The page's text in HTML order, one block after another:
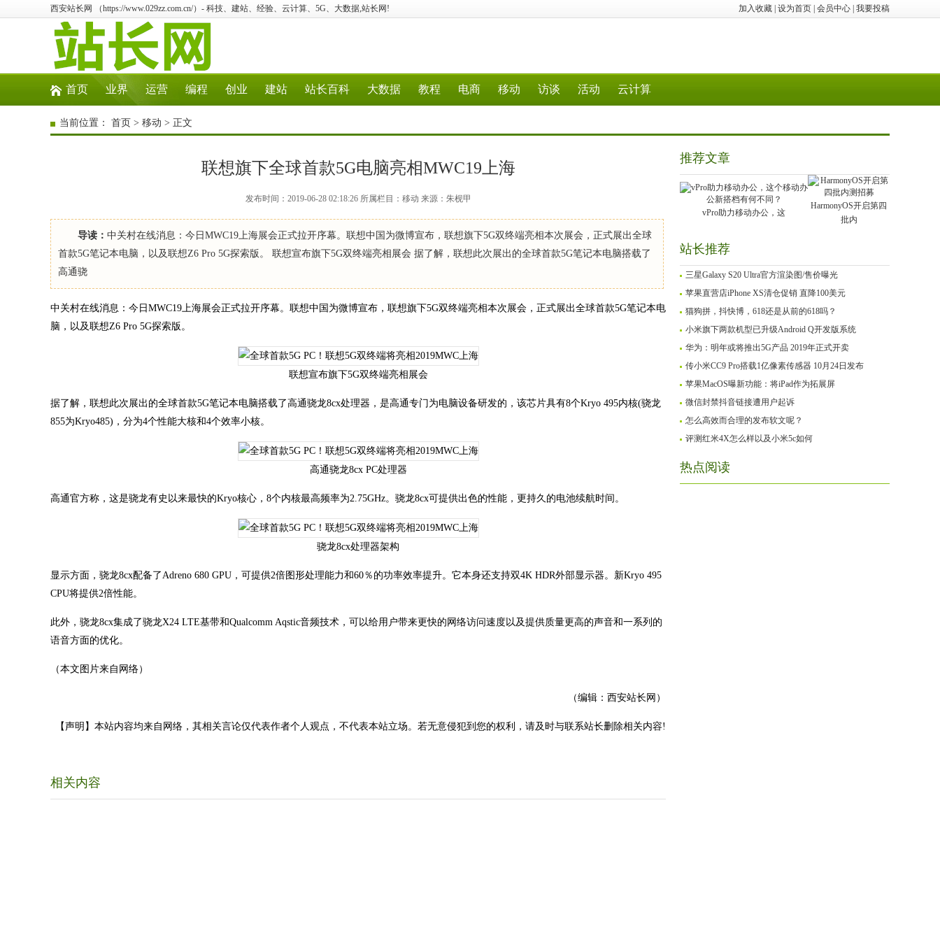
加入收藏 设为首页 会员中心 我要投稿
西安站长网 （https://www.029zz.com.cn/）- 科技、建站、经验、云计算、5G、大数据,站长网!
首页 业界 运营 编程 创业 建站 站长百科 大数据 教程 电商 移动 访谈 活动 云计算
当前位置： 首页 > 移动 > 正文
联想旗下全球首款5G电脑亮相MWC19上海
发布时间：2019-06-28 02:18:26 所属栏目：移动 来源：朱枧甲
导读： 中关村在线消息：今日MWC19上海展会正式拉开序幕。联想中国为微博宣布，联想旗下5G双终端亮相本次展会，正式展出全球
首款5G笔记本电脑，以及联想Z6 Pro 5G探索版。 联想宣布旗下5G双终端亮相展会 据了解，联想此次展出的全球首款5G笔记本电脑搭载了
高通骁
中关村在线消息：今日MWC19上海展会正式拉开序幕。联想中国为微博宣布，联想旗下5G双终端亮相本次展会，正式展出全球首款5G笔记本电
脑，以及联想Z6 Pro 5G探索版。
联想宣布旗下5G双终端亮相展会
据了解，联想此次展出的全球首款5G笔记本电脑搭载了高通骁龙8cx处理器，是高通专门为电脑设备研发的，该芯片具有8个Kryo 495内核(骁龙
855为Kryo485)，分为4个性能大核和4个效率小核。
高通骁龙8cx PC处理器
高通官方称，这是骁龙有史以来最快的Kryo核心，8个内核最高频率为2.75GHz。骁龙8cx可提供出色的性能，更持久的电池续航时间。
骁龙8cx处理器架构
显示方面，骁龙8cx配备了Adreno 680 GPU，可提供2倍图形处理能力和60％的功率效率提升。它本身还支持双4K HDR外部显示器。新Kryo 495
CPU将提供2倍性能。
此外，骁龙8cx集成了骁龙X24 LTE基带和Qualcomm Aqstic音频技术，可以给用户带来更快的网络访问速度以及提供质量更高的声音和一系列的
语音方面的优化。
（本文图片来自网络）
（编辑：西安站长网）
【声明】本站内容均来自网络，其相关言论仅代表作者个人观点，不代表本站立场。若无意侵犯到您的权利，请及时与联系站长删除相关内容!
相关内容
推荐文章
vPro助力移动办公，这
HarmonyOS开启第四
批内
站长推荐
三星Galaxy S20 Ultra官方渲染图/售价曝光
苹果直营店iPhone XS清仓促销 直降100美元
猫狗拼，抖快博，618还是从前的618吗？
小米旗下两款机型已升级Android Q开发版系统
华为：明年或将推出5G产品 2019年正式开卖
传小米CC9 Pro搭载1亿像素传感器 10月24日发布
苹果MacOS曝新功能：将iPad作为拓展屏
微信封禁抖音链接遭用户起诉
怎么高效而合理的发布软文呢？
评测红米4X怎么样以及小米5c如何
热点阅读